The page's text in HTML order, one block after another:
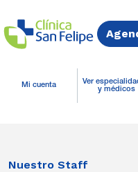
Mi cuenta
Ver
y médicos
Nuestro Staff